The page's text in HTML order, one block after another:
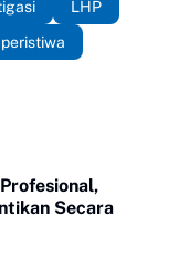
LHP
peristiwa
Secara